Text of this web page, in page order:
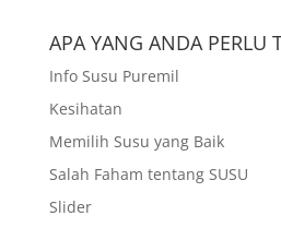
APA YANG ANDA PERLU
Info Susu Puremil
Kesihatan
Memilih Susu yang Baik
Salah Faham tentang SUSU
Slider